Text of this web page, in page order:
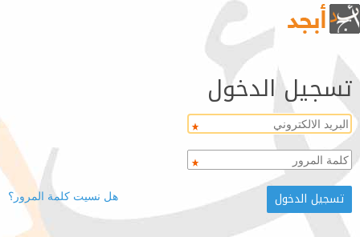
تسجيل الدخول
هل نسيت كلمة المرور؟